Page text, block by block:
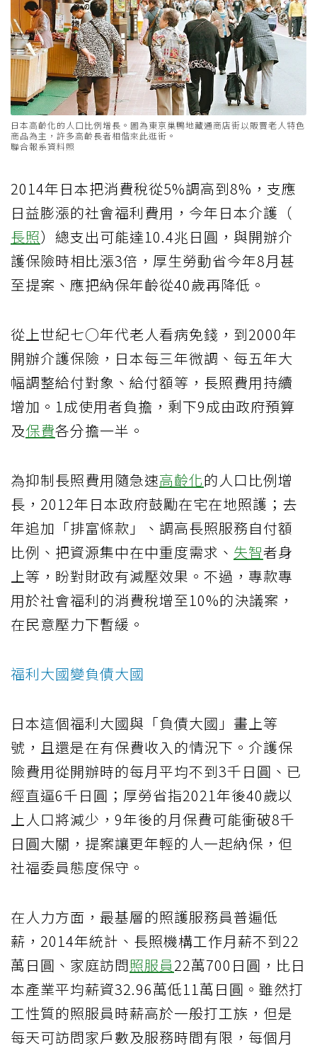
日本高齡化的人口比例增長。圖為東京巢鴨地藏通商店街以販賣老人特色
商品為主，許多高齡長者相偕來此逛街。
聯合報系資料照
2014年日本把消費稅從5%調高到8%，支應
日益膨漲的社會福利費用，今年日本介護（
長照）總支出可能達10.4兆日圓，與開辦介
護保險時相比漲3倍，厚生勞動省今年8月甚
至提案、應把納保年齡從40歲再降低。
從上世紀七○年代老人看病免錢，到2000年
開辦介護保險，日本每三年微調、每五年大
幅調整給付對象、給付額等，長照費用持續
增加。1成使用者負擔，剩下9成由政府預算
及保費各分擔一半。
為抑制長照費用隨急速高齡化的人口比例增
長，2012年日本政府鼓勵在宅在地照護；去
年追加「排富條款」、調高長照服務自付額
比例、把資源集中在中重度需求、 失智者身
上等，盼對財政有減壓效果。不過，專款專
用於社會福利的消費稅增至10%的決議案，
在民意壓力下暫緩。
福利大國變負債大國
日本這個福利大國與「負債大國」畫上等
號，且還是在有保費收入的情況下。介護保
險費用從開辦時的每月平均不到3千日圓、已
經直逼6千日圓；厚勞省指2021年後40歲以
上人口將減少，9年後的月保費可能衝破8千
日圓大關，提案讓更年輕的人一起納保，但
社福委員態度保守。
在人力方面，最基層的照護服務員普遍低
薪，2014年統計、長照機構工作月薪不到22
萬日圓、家庭訪問照服員22萬700日圓，比日
本產業平均薪資32.96萬低11萬日圓。雖然打
工性質的照服員時薪高於一般打工族，但是
每天可訪問家戶數及服務時間有限，每個月